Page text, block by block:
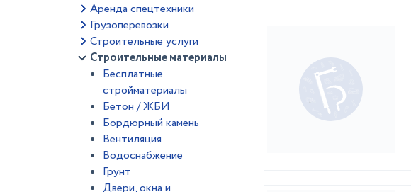
Аренда спецтехники
Грузоперевозки
Строительные услуги
Строительные материалы
Бесплатные
стройматериалы
Бетон / ЖБИ
Бордюрный камень
Вентиляция
Водоснабжение
Грунт
Двери, окна и